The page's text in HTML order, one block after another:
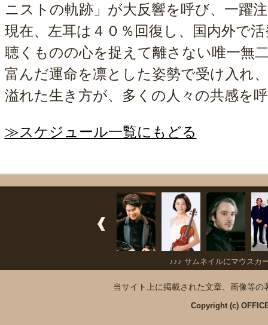
ニストの軌跡」が大反響を呼び、一躍
現在、左耳は４０％回復し、国内外で
聴くものの心を捉えて離さない唯一無
富んだ運命を凛とした姿勢で受け入れ
溢れた生き方が、多くの人々の共感を
≫スケジュール一覧にもどる
♪♪♪ サムネイルにマウスカ
当サイト上に掲載された文章、画像等
Copyright (c)